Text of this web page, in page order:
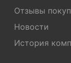
Отзывы
Новости
История